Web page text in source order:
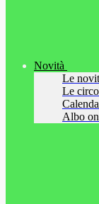
Novità
Le
Le
Albo